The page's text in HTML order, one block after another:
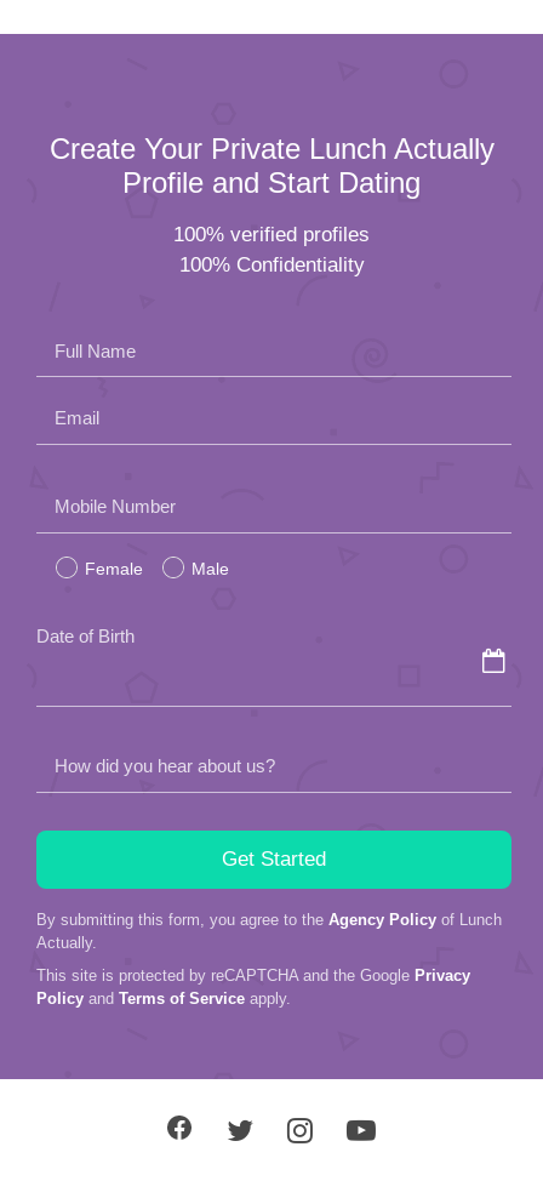
Create Your Private Lunch Actually
Profile and Start Dating
100% verified profiles
100% Confidentiality
Full Name
Email
leave
this
Mobile Number
Female Male
Date of Birth
How did you hear about us?
By submitting this form, you agree to the Agency Policy of Lunch
Actually.
This site is protected by reCAPTCHA and the Google Privacy
Policy and Terms of Service apply.